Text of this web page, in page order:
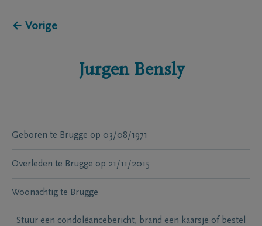
← Vorige
Jurgen Bensly
Geboren te Brugge op 03/08/1971
Overleden te Brugge op 21/11/2015
Woonachtig te Brugge
Stuur een condoléancebericht, brand een kaarsje of bestel